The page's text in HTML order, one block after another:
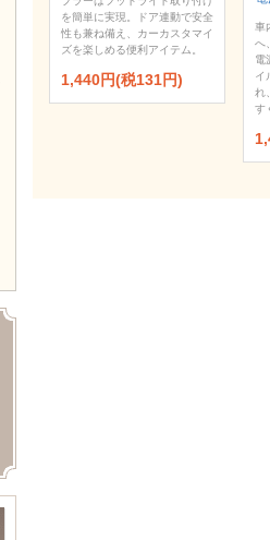
を簡単に実現。ドア連動で安全
性も兼ね備え、カーカスタマイ
ズを楽しめる便利アイテム。
1,440円(税131円)
車
へ
電
イ
れ
す